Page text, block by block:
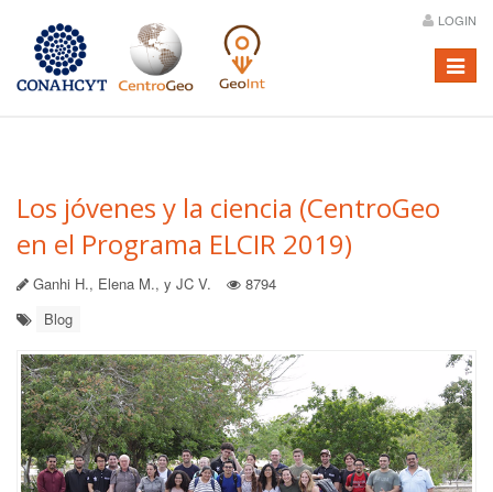
LOGIN
Menú
Los jóvenes y la ciencia (CentroGeo
en el Programa ELCIR 2019)
Ganhi H., Elena M., y JC V.
8794
Blog